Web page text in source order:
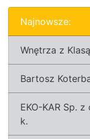
Najnowsze:
Wnętrza z
Bartosz
EKO-KAR Sp. z
k.